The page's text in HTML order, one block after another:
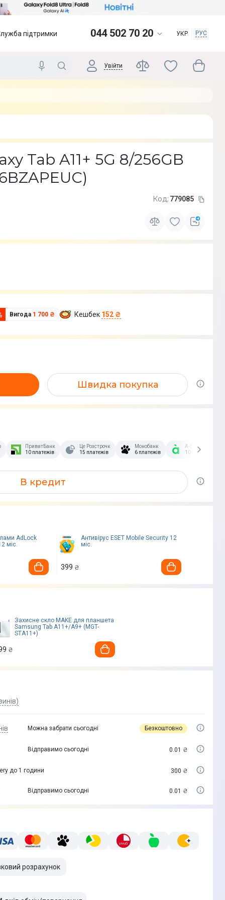
підтримки 044 502 70 20 УКР РУС
Увійти
Tab A11+ 5G 8/256GB
Код: 779085
Вигода 1 700 ₴ Кешбек 152 ₴
Швидка покупка
Скибочка.
ПриватБанк
10 платежів
Це Розстрочка
15 платежів
Монобанк
6 платежів
А-Банк
10 платежів
В кредит
AdLock
міс.
Антивірус ESET Mobile Security 12
міс.
399 ₴
Захисне скло MAKE для планшета
Samsung Tab A11+/A9+ (MGT-
STA11+)
₴
Можна забрати сьогодні Безкоштовно
Відправимо сьогодні 0.01 ₴
до 1 години 300 ₴
Відправимо сьогодні 0.01 ₴
розрахунок